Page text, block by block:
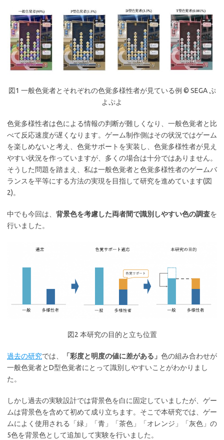
図1 一般色覚者とそれぞれの色覚多様性者が見ている例 ©️ SEGA ぷ
よぷよ
色覚多様性者は色による情報の判断が難しくなり、一般色覚者と比
べて反応速度が遅くなります。ゲーム制作側はその状況ではゲーム
を楽しめないと考え、色覚サポートを実装し、色覚多様性者が見え
やすい状況を作っていますが、多くの場合は十分ではありません。
そうした問題を踏まえ、私は一般色覚者と色覚多様性者のゲームバ
ランスを平等にする方法の実現を目指して研究を進めています(図
2)。
中でも今回は、 背景色を考慮した両者間で識別しやすい色の調査を
行いました。
図2 本研究の目的と立ち位置
過去の研究では、 「彩度と明度の値に差がある」 色の組み合わせが
一般色覚者とD型色覚者にとって識別しやすいことがわかりまし
た。
しかし過去の実験設計では背景色を白に固定していましたが、ゲー
ムは背景色を含めて初めて成り立ちます。そこで本研究では、ゲー
ムによく使用される「緑」「青」「茶色」「オレンジ」「灰色」の
5色を背景色として追加して実験を行いました。